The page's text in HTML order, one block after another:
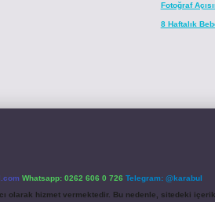
Fotoğraf
8 Haftalık
Whatsapp: 0262 606 0 726 Telegram: @karabul
olarak hizmet vermektedir. Bu nedenle, sitedeki